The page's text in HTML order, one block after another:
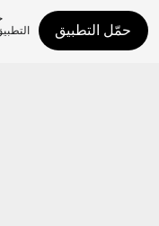
حمّل التطبيق